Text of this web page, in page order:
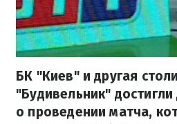
БК "Киев" и другая
"Будивельник"
о проведении матча,